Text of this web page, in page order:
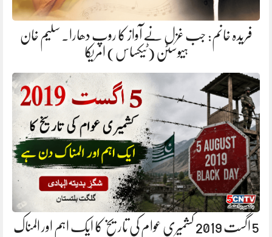
فریدہ خانم: جب غزل نے آواز کا روپ دھارا. سلیم خان
ہیوسٹن (ٹیکساس) امریکا
5 اگست 2019 کشمیری عوام کی تاریخ کا ایک اہم اور المناک